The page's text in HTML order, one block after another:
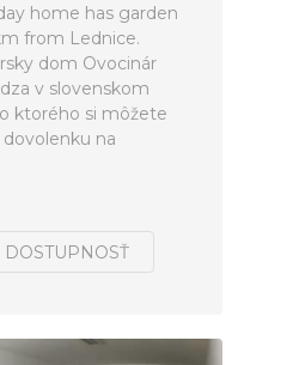
home has garden
from Lednice.
dom Ovocinár
v slovenskom
ktorého si môžete
na
DOSTUPNOSŤ